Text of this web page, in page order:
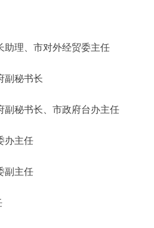
、市对外经贸委主任
书长
市政府台办主任
任
任